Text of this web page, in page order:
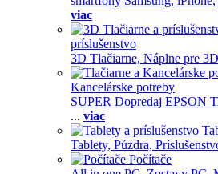
viac
príslušenstvo
3D Tlačiarne, Náplne pre
Kancelárske potreby
SUPER Dopredaj EPSON
... viac
Tablety, Púzdra,
Počítače